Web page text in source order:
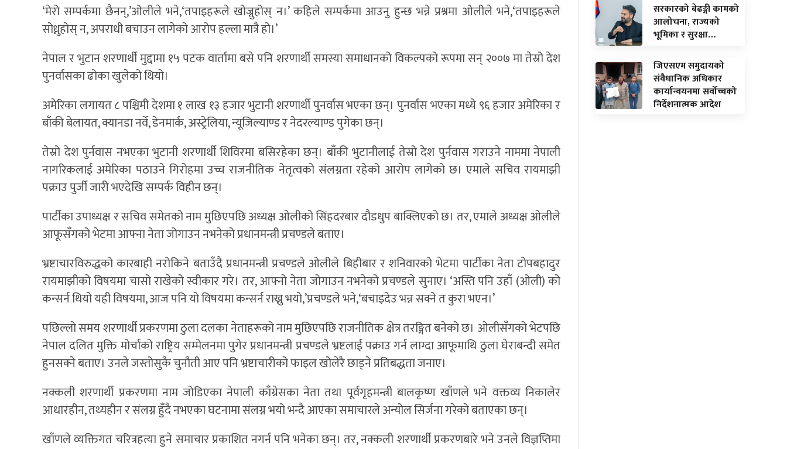
‘मेरो सम्पर्कमा छैनन्,’ओलीले भने,‘तपाइहरूले खोज्नुहोस् न।’ कहिले सम्पर्कमा आउनु हुन्छ भन्ने प्रश्नमा ओलीले भने,‘तपाइहरूले
सोध्नुहोस् न, अपराधी बचाउन लागेको आरोप हल्ला मात्रै हो।’
नेपाल र भुटान शरणार्थी मुद्दामा १५ पटक वार्तामा बसे पनि शरणार्थी समस्या समाधानको विकल्पको रूपमा सन् २००७ मा तेस्रो देश
पुनर्वासका ढोका खुलेको थियो।
अमेरिका लगायत ८ पश्चिमी देशमा १ लाख १३ हजार भुटानी शरणार्थी पुनर्वास भएका छन्। पुनर्वास भएका मध्ये ९६ हजार अमेरिका र
बाँकी बेलायत, क्यानडा नर्वे, डेनमार्क, अस्ट्रेलिया, न्यूजिल्याण्ड र नेदरल्याण्ड पुगेका छन्।
तेस्रो देश पुर्नवास नभएका भुटानी शरणार्थी शिविरमा बसिरहेका छन्। बाँकी भुटानीलाई तेस्रो देश पुर्नवास गराउने नाममा नेपाली
नागरिकलाई अमेरिका पठाउने गिरोहमा उच्च राजनीतिक नेतृत्वको संलग्नता रहेको आरोप लागेको छ। एमाले सचिव रायमाझी
पक्राउ पुर्जी जारी भएदेखि सम्पर्क विहीन छन्।
पार्टीका उपाध्यक्ष र सचिव समेतको नाम मुछिएपछि अध्यक्ष ओलीको सिंहदरबार दौडधुप बाक्लिएको छ। तर, एमाले अध्यक्ष ओलीले
आफूसँगको भेटमा आफ्ना नेता जोगाउन नभनेको प्रधानमन्त्री प्रचण्डले बताए।
भ्रष्टाचारविरुद्धको कारबाही नरोकिने बताउँदै प्रधानमन्त्री प्रचण्डले ओलीले बिहीबार र शनिवारको भेटमा पार्टीका नेता टोपबहादुर
रायमाझीको विषयमा चासो राखेको स्वीकार गरे। तर, आफ्नो नेता जोगाउन नभनेको प्रचण्डले सुनाए। ‘अस्ति पनि उहाँ (ओली) को
कन्सर्न थियो यही विषयमा, आज पनि यो विषयमा कन्सर्न राख्नु भयो,’प्रचण्डले भने,‘बचाइदेउ भन्न सक्ने त कुरा भएन।’
पछिल्लो समय शरणार्थी प्रकरणमा ठुला दलका नेताहरूको नाम मुछिएपछि राजनीतिक क्षेत्र तरङ्गित बनेको छ। ओलीसँगको भेटपछि
नेपाल दलित मुक्ति मोर्चाको राष्ट्रिय सम्मेलनमा पुगेर प्रधानमन्त्री प्रचण्डले भ्रष्टलाई पक्राउ गर्न लाग्दा आफूमाथि ठुला घेराबन्दी समेत
हुनसक्ने बताए। उनले जस्तोसुकै चुनौती आए पनि भ्रष्टाचारीको फाइल खोलेरै छाड्ने प्रतिबद्धता जनाए।
नक्कली शरणार्थी प्रकरणमा नाम जोडिएका नेपाली काँग्रेसका नेता तथा पूर्वगृहमन्त्री बालकृष्ण खाँणले भने वक्तव्य निकालेर
आधारहीन, तथ्यहीन र संलग्न हुँदै नभएका घटनामा संलग्न भयो भन्दै आएका समाचारले अन्योल सिर्जना गरेको बताएका छन्।
खाँणले व्यक्तिगत चरित्रहत्या हुने समाचार प्रकाशित नगर्न पनि भनेका छन्। तर, नक्कली शरणार्थी प्रकरणबारे भने उनले विज्ञप्तिमा
सरकारको बेढङ्गी कामको
आलोचना, राज्यको
भूमिका र सुरक्षा…
जिएसएम समुदायको
संवैधानिक अधिकार
कार्यान्वयनमा सर्वोच्चको
निर्देशनात्मक आदेश